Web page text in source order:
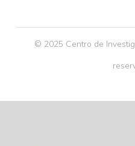
© 2025 Centro de